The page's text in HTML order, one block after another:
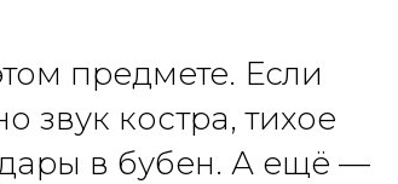
предмете. Если
звук костра, тихое
в бубен. А ещё —